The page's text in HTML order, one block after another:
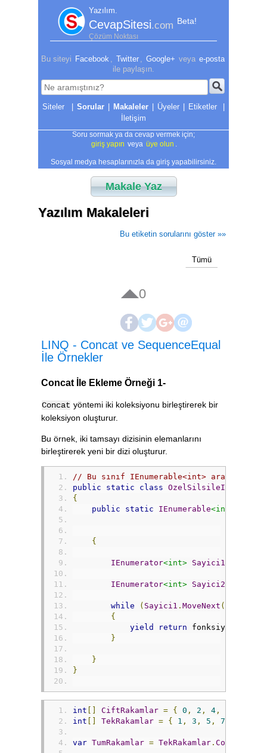
Yazılım.
CevapSitesi.com Beta!
Çözüm Noktası
Bu siteyi Facebook Twitter Google+ veya e-posta
ile paylaşın.
| Sorular | Makaleler | Üyeler | Etiketler
|
İletişim
Soru sormak ya da cevap vermek için;
giriş yapın veya üye olun
Sosyal medya hesaplarınızla da giriş yapabilirsiniz.
Makale Yaz
Yazılım Makaleleri
Bu etiketin sorularını göster »»
Tümü
0
LINQ - Concat ve SequenceEqual
İle Örnekler
Concat İle Ekleme Örneği 1-
Concat yöntemi iki koleksiyonu birleştirerek bir
koleksiyon oluşturur.
Bu örnek, iki tamsayı dizisinin elemanlarını
birleştirerek yeni bir dizi oluşturur.
// Bu sınıf IEnumerable<int> arayüzünü
public
static class OzelSilsileIslecleri
{
public
static IEnumerable<int>
{
IEnumerator<int> Sayici1
IEnumerator<int> Sayici2
while ( Sayici1 . MoveNext ()
{
yield
return fonksiyon
}
}
}
int CiftRakamlar = { 0 , 2 , 4 ,
int
TekRakamlar = { 1 , 3 , 5 , 7
var TumRakamlar = TekRakamlar . Concat